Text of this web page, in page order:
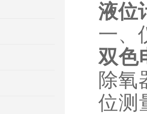
液位
一、
双色
除氧
位测